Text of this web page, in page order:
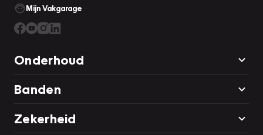
verlaten, reageert het Lane-keeping systeem meteen en
corrigeert. Het systeem voor vermoeidheidsherkenning
neemt het waar als uw concentratie verslapt en geeft u dan
verder verhoogd door accident avoidance system, hill hold
Mijn Vakgarage
Onderhoud
Banden
Zekerheid